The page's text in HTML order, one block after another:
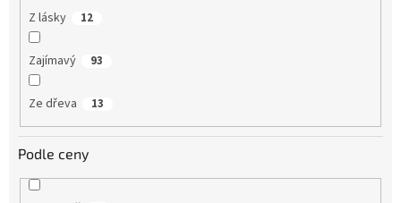
Z lásky 12
Zajímavý 93
Ze dřeva 13
Podle ceny